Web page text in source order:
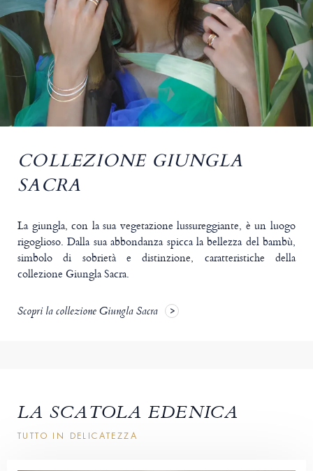
COLLEZIONE GIUNGLA
SACRA
La giungla, con la sua vegetazione lussureggiante, è un luogo
rigoglioso. Dalla sua abbondanza spicca la bellezza del bambù,
simbolo di sobrietà e distinzione, caratteristiche della
collezione Giungla Sacra.
Scopri la collezione Giungla Sacra
LA SCATOLA EDENICA
TUTTO IN DELICATEZZA